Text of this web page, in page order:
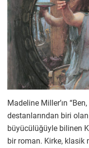
Madeline Miller’ın
destanlarından biri
büyücülüğüyle bilinen
bir roman. Kirke, klasik